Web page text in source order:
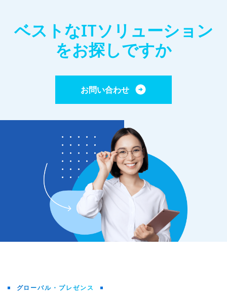
ベストなITソリューション
をお探しですか
お問い合わせ
グローバル・プレゼンス